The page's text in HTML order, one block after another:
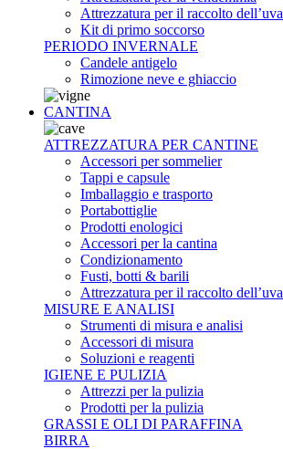
Attrezzatura per il raccolto dell’uva
Kit di primo soccorso
PERIODO INVERNALE
Candele antigelo
Rimozione neve e ghiaccio
CANTINA
ATTREZZATURA PER CANTINE
Accessori per sommelier
Tappi e capsule
Imballaggio e trasporto
Portabottiglie
Prodotti enologici
Accessori per la cantina
Condizionamento
Fusti, botti & barili
Attrezzatura per il raccolto dell’uva
MISURE E ANALISI
Strumenti di misura e analisi
Accessori di misura
Soluzioni e reagenti
IGIENE E PULIZIA
Attrezzi per la pulizia
Prodotti per la pulizia
GRASSI E OLI DI PARAFFINA
BIRRA